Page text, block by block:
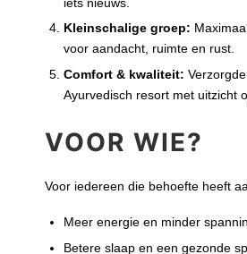
Kleinschalige groep:
voor aandacht, ruimte en rust.
Comfort & kwaliteit:
Ayurvedisch resort met uitzicht
VOOR WIE?
Voor iedereen die behoefte heeft
Meer energie en minder
Betere slaap en een gezonde